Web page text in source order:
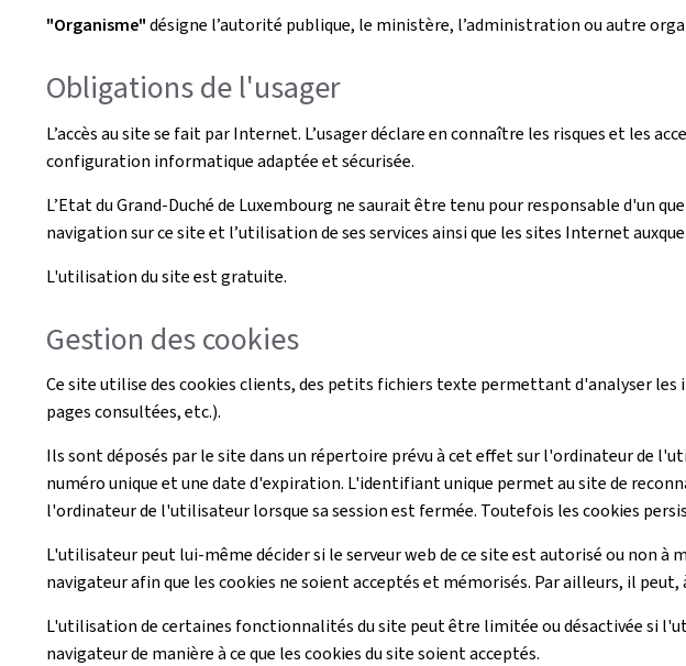
"Organisme"désigne l’autorité publique, le ministère, l’administration ou autre
Obligations de l'usager
L’accès au site se fait par Internet. L’usager déclare en connaître les risques et
configuration informatique adaptée et sécurisée.
L’Etat du Grand-Duché de Luxembourg ne saurait être tenu pour responsable d'un
navigation sur ce site et l’utilisation de ses services ainsi que les sites Internet
L'utilisation du site est gratuite.
Gestion des cookies
Ce site utilise des cookies clients, des petits fichiers texte permettant d'analyser
pages consultées, etc.).
Ils sont déposés par le site dans un répertoire prévu à cet effet sur l'ordinateur de
numéro unique et une date d'expiration. L'identifiant unique permet au site de
l'ordinateur de l'utilisateur lorsque sa session est fermée. Toutefois les cookies
L'utilisateur peut lui-même décider si le serveur web de ce site est autorisé ou non
navigateur afin que les cookies ne soient acceptés et mémorisés. Par ailleurs, il
L'utilisation de certaines fonctionnalités du site peut être limitée ou désactivée si
navigateur de manière à ce que les cookies du site soient acceptés.